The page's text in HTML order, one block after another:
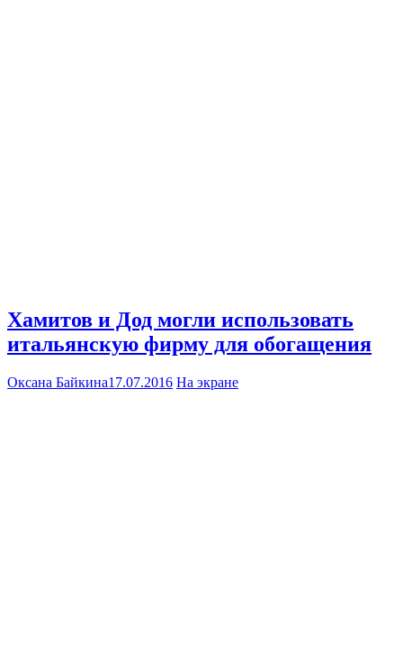
Хамитов и Дод могли использовать
итальянскую фирму для обогащения
Оксана Байкина17.07.2016 На экране